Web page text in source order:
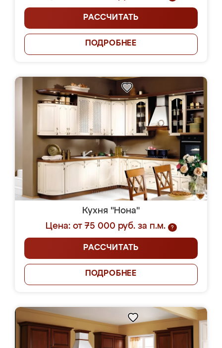
РАССЧИТАТЬ
ПОДРОБНЕЕ
Кухня "Нона"
Цена: от 75 000 руб. за п.м.
?
РАССЧИТАТЬ
ПОДРОБНЕЕ